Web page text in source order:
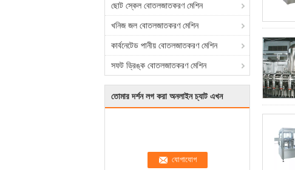
ছোট স্কেল বোতলজাতকরণ মেশিন
খনিজ জল বোতলজাতকরণ মেশিন
কার্বনেটেড পানীয় বোতলজাতকরণ মেশিন
সফট ড্রিঙ্ক বোতলজাতকরণ মেশিন
তোমার দর্শন লগ করা অনলাইন চ্যাট এখন